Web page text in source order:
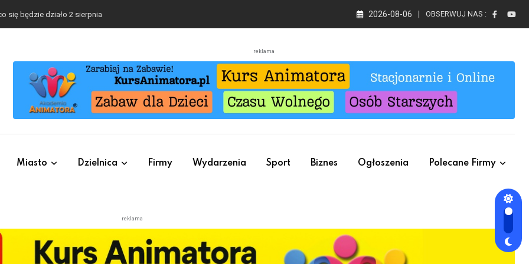
się będzie działo 2 sierpnia 2026-08-06 OBSERWUJ NAS :
reklama
Miasto Dzielnica Firmy Wydarzenia Sport Biznes Ogłoszenia Polecane Firmy
reklama